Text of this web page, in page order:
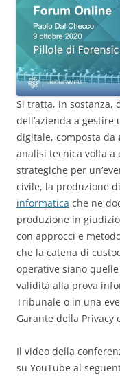
Si tratta, in sostanza,
dell’azienda a gestire
digitale, composta da
analisi tecnica volta
strategiche per
civile, la produzione
informatica che ne
produzione in
con approcci e
che la catena di
operative siano
validità alla prova
Tribunale o in una
Garante della Privacy
Il video della
su YouTube al